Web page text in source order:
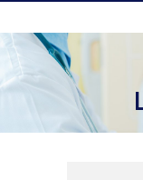
L’ordine
Ambito
Formazione